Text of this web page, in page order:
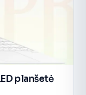
planšetė